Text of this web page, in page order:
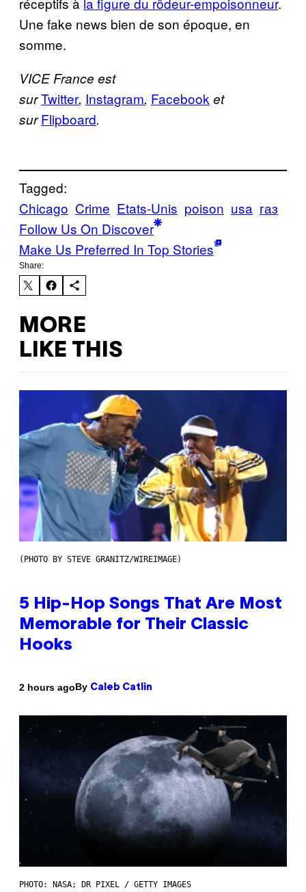
Une fake news bien de son époque, en
somme.
VICE France est
surTwitter, Instagram, Facebook et
sur Flipboard.
Tagged:
Chicago Crime Etats-Unis poison usa газ
Follow Us On Discover
Make Us Preferred In Top Stories
Share:
MORE
LIKE THIS
(PHOTO BY STEVE GRANITZ/WIREIMAGE)
5 Hip-Hop Songs That Are Most
Memorable for Their Classic
Hooks
2 hours agoBy Caleb Catlin
PHOTO: NASA; DR PIXEL / GETTY IMAGES